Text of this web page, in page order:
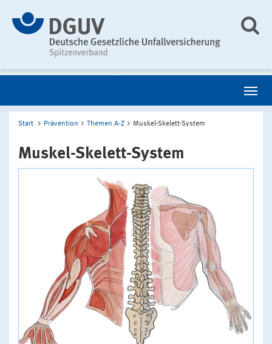
Start Prävention Themen A-Z Muskel-Skelett-System
Muskel-Skelett-System